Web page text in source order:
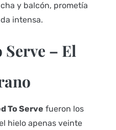
y balcón, prometía
intensa.
– El
To Serve fueron los
hielo apenas veinte